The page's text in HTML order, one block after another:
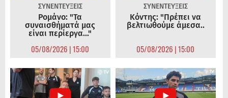
ΣΥΝΕΝΤΕΥΞΕΙΣ
Ρομάνο: "Τα
συναισθήματά μας
είναι περίεργα..."
05/08/2026 | 15:00
ΣΥΝΕΝΤΕΥΞΕΙΣ
Κόντης: "Πρέπει να
βελτιωθούμε άμεσα..
05/08/2026 | 15:00